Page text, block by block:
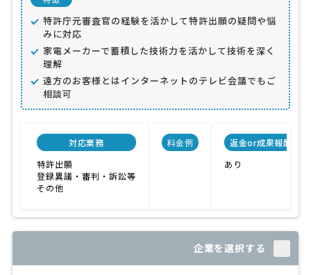
特許庁元審査官の経験を活かして特許出願の疑問や悩
みに対応
家電メーカーで蓄積した技術力を活かして技術を深く
理解
遠方のお客様とはインターネットのテレビ会議でもご
相談可
対応業務
特許出願
登録異議・審判・訴訟等
その他
料金例
返金or成果報酬制度
あり
企業を選択する